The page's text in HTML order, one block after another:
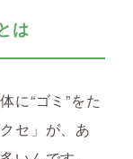
は
に“ゴミ”をた
セ」が、あ